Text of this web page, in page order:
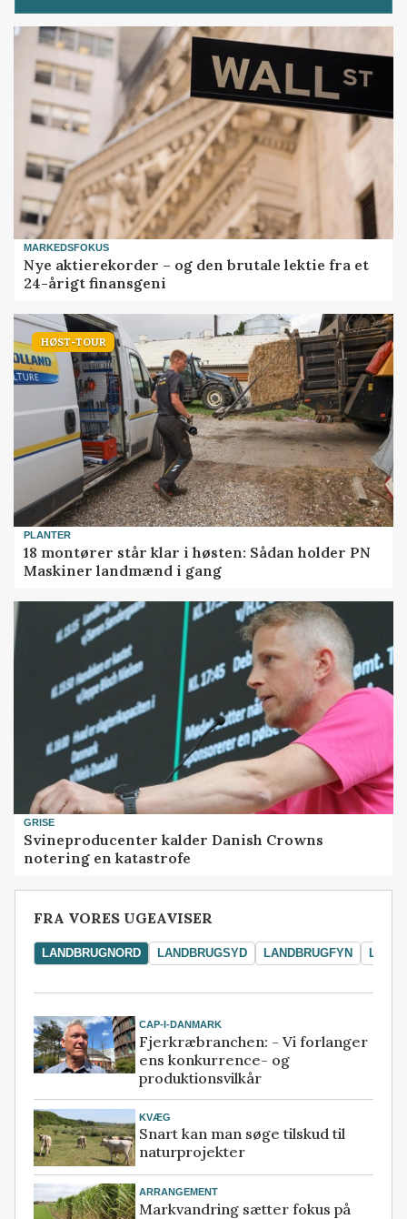
MARKEDSFOKUS
Nye aktierekorder – og den brutale lektie fra et
24-årigt finansgeni
HØST-TOUR
PLANTER
18 montører står klar i høsten: Sådan holder PN
Maskiner landmænd i gang
GRISE
Svineproducenter kalder Danish Crowns
notering en katastrofe
FRA VORES UGEAVISER
LANDBRUGNORD LANDBRUGSYD LANDBRUGFYN
CAP-I-DANMARK
Fjerkræbranchen: - Vi forlanger
ens konkurrence- og
produktionsvilkår
KVÆG
Snart kan man søge tilskud til
naturprojekter
ARRANGEMENT
Markvandring sætter fokus på